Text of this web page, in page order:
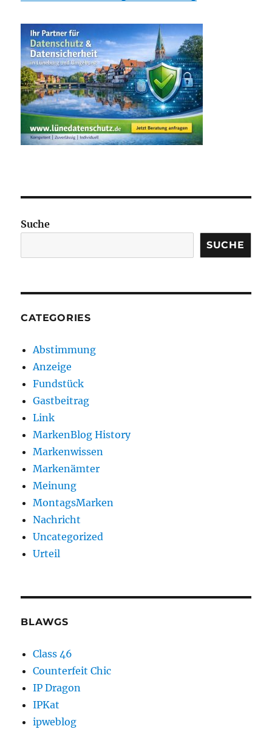
Suche
SUCHE
CATEGORIES
Abstimmung
Anzeige
Fundstück
Gastbeitrag
Link
MarkenBlog History
Markenwissen
Markenämter
Meinung
MontagsMarken
Nachricht
Uncategorized
Urteil
BLAWGS
Class 46
Counterfeit Chic
IP Dragon
IPKat
ipweblog